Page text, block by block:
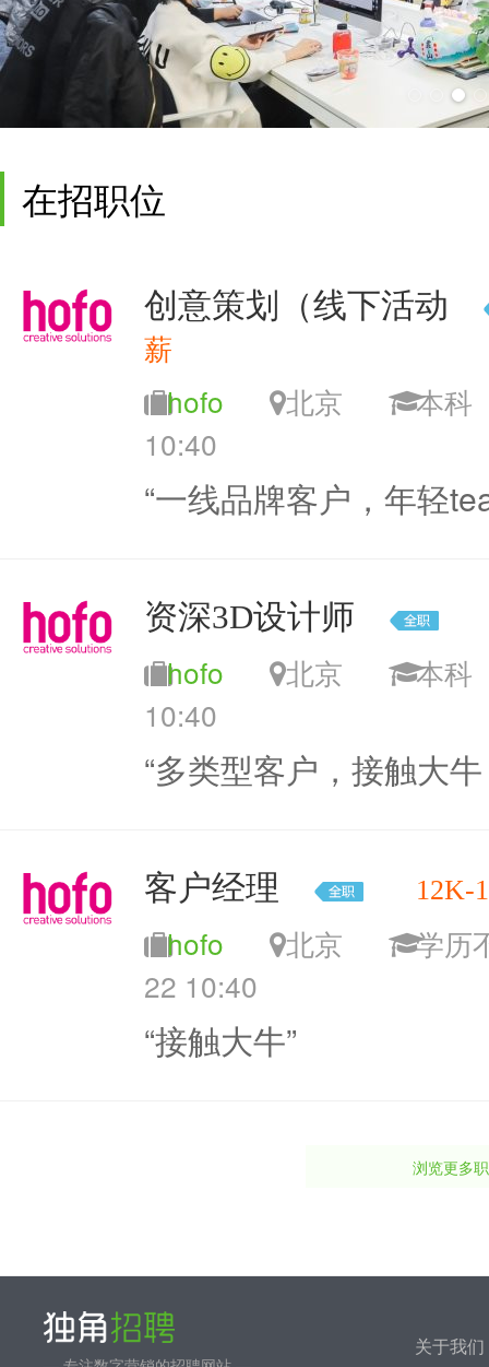
在招职位
创意策划（线下活动
薪
hofo 北京
本
10:40
“一线品牌客户，年轻
资深3D设计师
hofo 北京
本
10:40
“多类型客户，接触大
客户经理 12K-
hofo 北京
学
22 10:40
“接触大牛”
浏览更多
关于我们